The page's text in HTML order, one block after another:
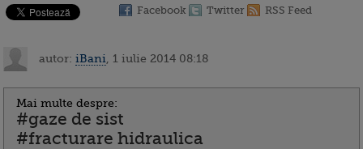
Facebook Twitter RSS Feed
autor: iBani , 1 iulie 2014 08:18
Mai multe despre:
#gaze de sist
#fracturare hidraulica